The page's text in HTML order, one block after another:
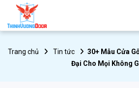
Trang chủ Tin tức
30+ Mẫu Cửa
Đại Cho Mọi Không